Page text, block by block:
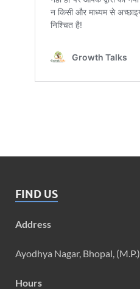
FIND US
Address
Ayodhya Nagar, Bhopal, (M.P.)
Hours